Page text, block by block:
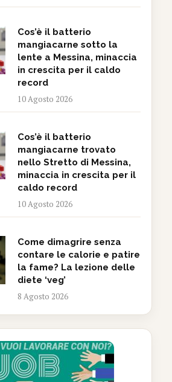
Cos’è il batterio
mangiacarne sotto la
lente a Messina, minaccia
in crescita per il caldo
record
10 Agosto 2026
Cos’è il batterio
mangiacarne trovato
nello Stretto di Messina,
minaccia in crescita per il
caldo record
10 Agosto 2026
Come dimagrire senza
contare le calorie e patire
la fame? La lezione delle
diete ‘veg’
8 Agosto 2026